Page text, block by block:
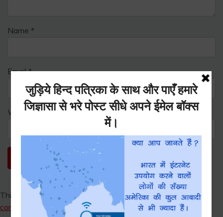
Name *
Email*
Website
This site uses Akismet to reduce spam.Learn how your
comment data is processed.